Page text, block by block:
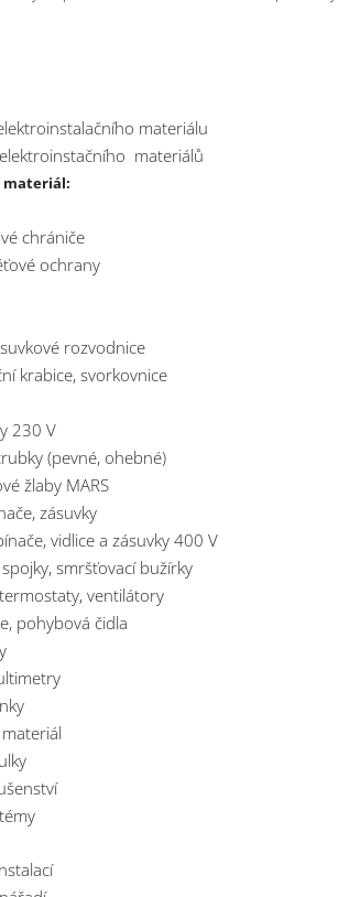
materiálu
materiálů
materiál:
chrániče
ochrany
rozvodnice
krabice, svorkovnice
230 V
(pevné, ohebné)
žlaby MARS
zásuvky
vidlice a zásuvky 400 V
smršťovací bužírky
ventilátory
pohybová čidla